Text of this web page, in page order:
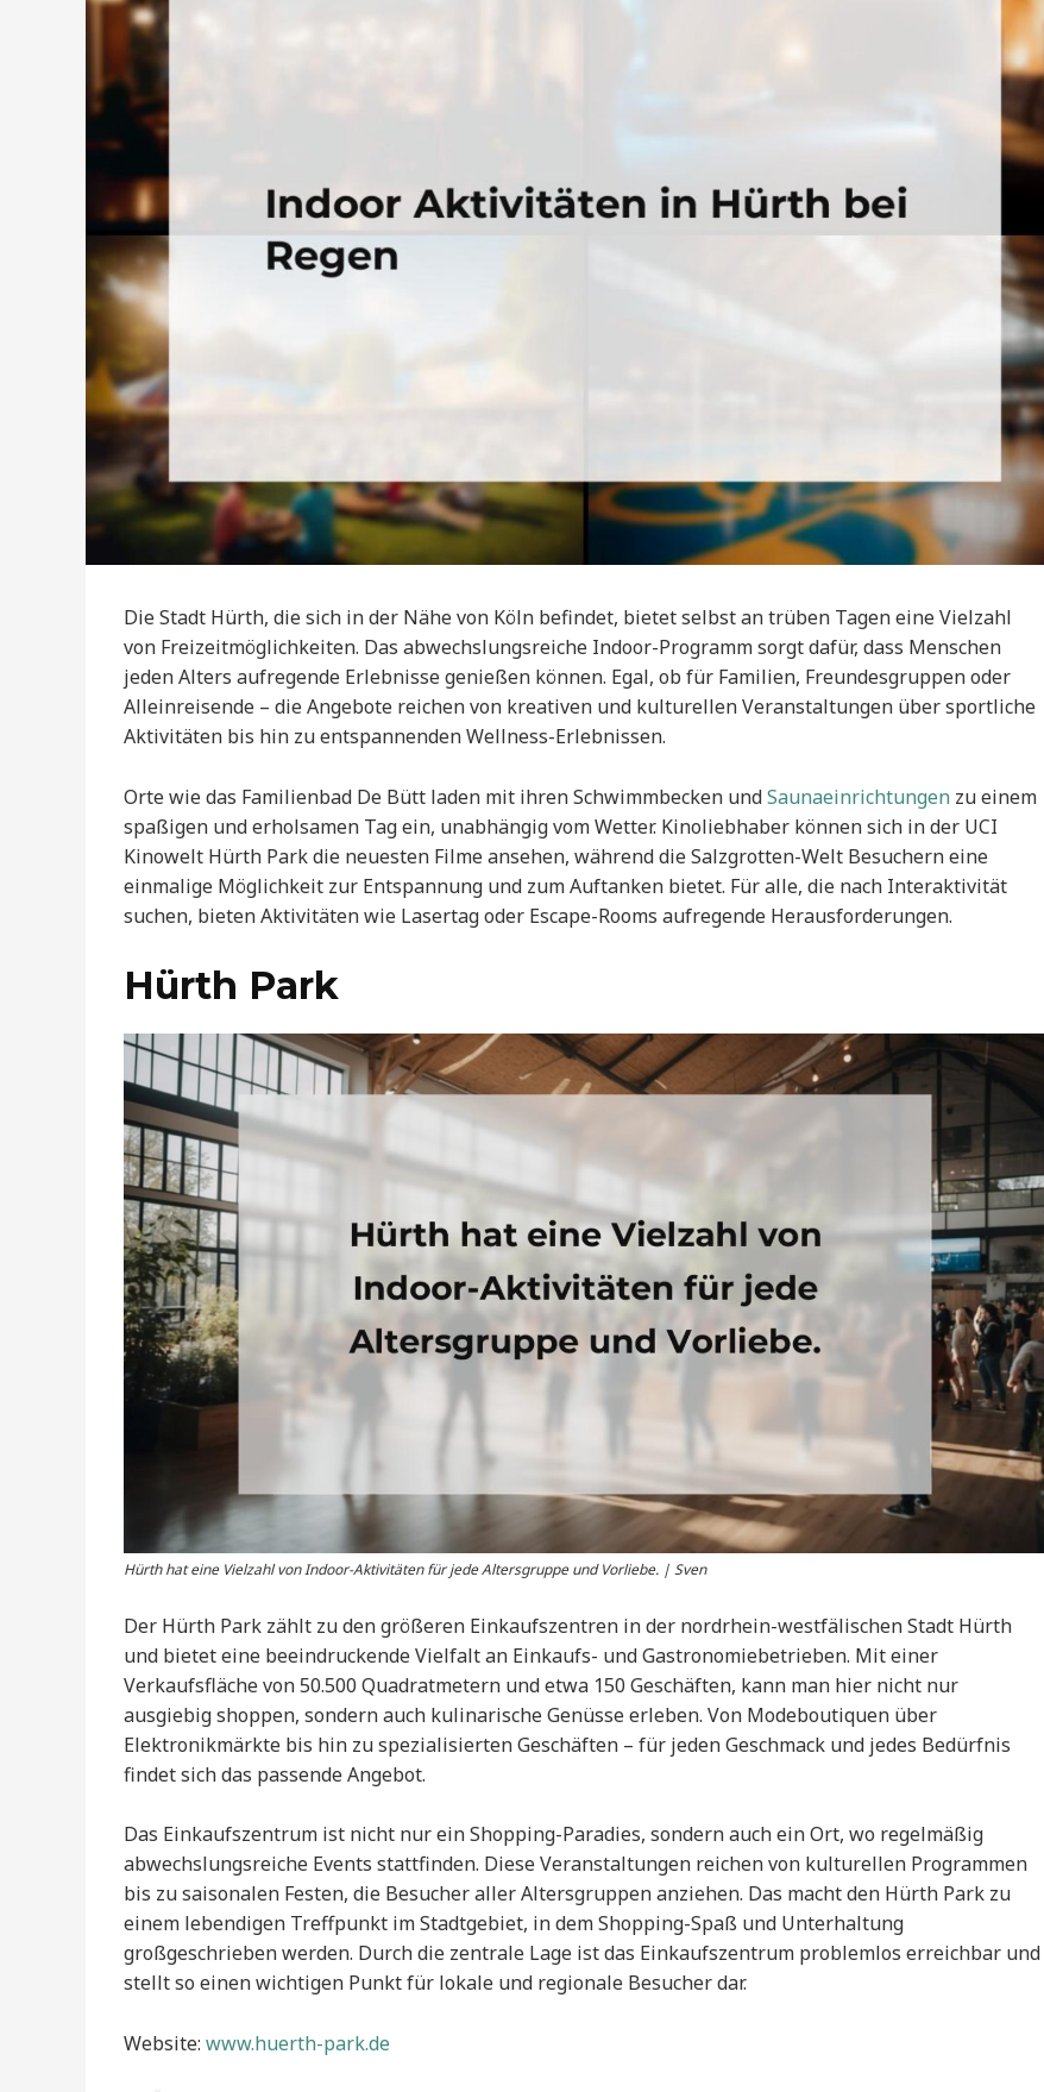
Die Stadt Hürth, die sich in der Nähe von Köln befindet, bietet selbst an trüben Tagen eine Vielzahl
von Freizeitmöglichkeiten. Das abwechslungsreiche Indoor-Programm sorgt dafür, dass Menschen
jeden Alters aufregende Erlebnisse genießen können. Egal, ob für Familien, Freundesgruppen oder
Alleinreisende – die Angebote reichen von kreativen und kulturellen Veranstaltungen über sportliche
Aktivitäten bis hin zu entspannenden Wellness-Erlebnissen.
Orte wie das Familienbad De Bütt laden mit ihren Schwimmbecken undSaunaeinrichtungen zu einem
spaßigen und erholsamen Tag ein, unabhängig vom Wetter. Kinoliebhaber können sich in der UCI
Kinowelt Hürth Park die neuesten Filme ansehen, während die Salzgrotten-Welt Besuchern eine
einmalige Möglichkeit zur Entspannung und zum Auftanken bietet. Für alle, die nach Interaktivität
suchen, bieten Aktivitäten wie Lasertag oder Escape-Rooms aufregende Herausforderungen.
Hürth Park
Hürth hat eine Vielzahl von Indoor-Aktivitäten für jede Altersgruppe und Vorliebe. | Sven
Der Hürth Park zählt zu den größeren Einkaufszentren in der nordrhein-westfälischen Stadt Hürth
und bietet eine beeindruckende Vielfalt an Einkaufs- und Gastronomiebetrieben. Mit einer
Verkaufsfläche von 50.500 Quadratmetern und etwa 150 Geschäften, kann man hier nicht nur
ausgiebig shoppen, sondern auch kulinarische Genüsse erleben. Von Modeboutiquen über
Elektronikmärkte bis hin zu spezialisierten Geschäften – für jeden Geschmack und jedes Bedürfnis
findet sich das passende Angebot.
Das Einkaufszentrum ist nicht nur ein Shopping-Paradies, sondern auch ein Ort, wo regelmäßig
abwechslungsreiche Events stattfinden. Diese Veranstaltungen reichen von kulturellen Programmen
bis zu saisonalen Festen, die Besucher aller Altersgruppen anziehen. Das macht den Hürth Park zu
einem lebendigen Treffpunkt im Stadtgebiet, in dem Shopping-Spaß und Unterhaltung
großgeschrieben werden. Durch die zentrale Lage ist das Einkaufszentrum problemlos erreichbar und
stellt so einen wichtigen Punkt für lokale und regionale Besucher dar.
Website: www.huerth-park.de